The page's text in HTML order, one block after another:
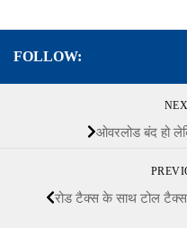
FOLLOW:
ओवरलोड बंद हो
रोड टैक्‍स के साथ टोल टैक्‍स